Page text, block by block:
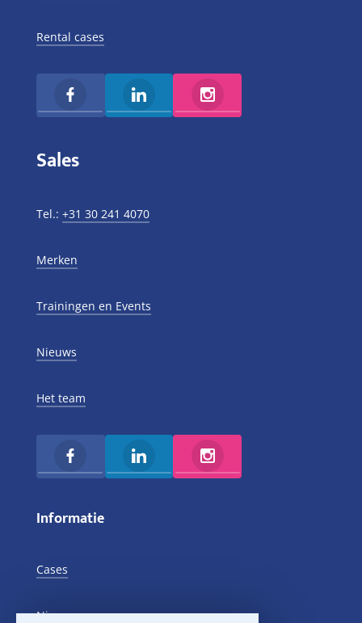
Rental cases
Sales
Tel.: +31 30 241 4070
Merken
Trainingen en Events
Nieuws
Het team
Informatie
Cases
Nieuws